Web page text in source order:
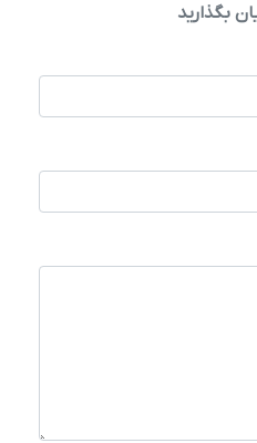
بگذارید